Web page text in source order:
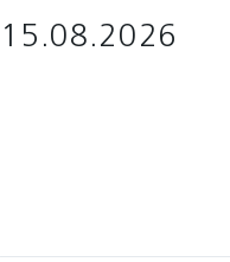
15.08.2026